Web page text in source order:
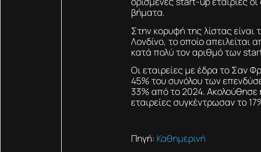
βήματα.
Στην κορυφή της λίστας
Λονδίνο, το οποίο απειλείται
κατά πολύ τον αριθμό των
Οι εταιρείες με έδρα το Σαν
45% του συνόλου των
33% από το 2024.
εταιρείες συγκέντρωσαν το
Πηγή: Καθημερινή